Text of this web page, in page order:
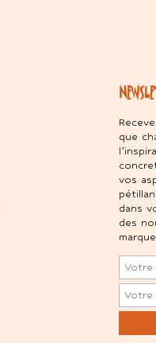
que
vos
dans
des